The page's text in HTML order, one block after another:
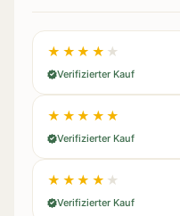
★★★★★
Verifizierter Kauf
★★★★★
Verifizierter Kauf
★★★★★
Verifizierter Kauf